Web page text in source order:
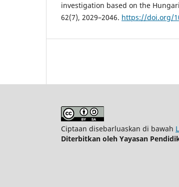
investigation based on the
62(7), 2029–2046. https://doi.org/
Ciptaan disebarluaskan di bawah
Diterbitkan oleh Yayasan